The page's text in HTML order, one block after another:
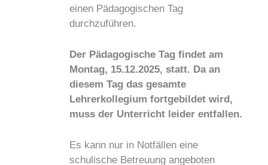
einen Pädagogischen Tag
durchzuführen.
Der Pädagogische Tag findet am
Montag, 15.12.2025, statt. Da an
diesem Tag das gesamte
Lehrerkollegium fortgebildet wird,
muss der Unterricht leider entfallen.
Es kann nur in Notfällen eine
schulische Betreuung angeboten